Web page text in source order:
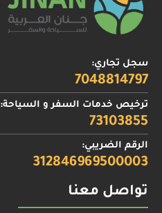
سجل تجاري:
7048814797
ترخيص خدمات السفر و السياحة:
73103855
الرقم الضريبي:
312846969500003
تواصل معنا